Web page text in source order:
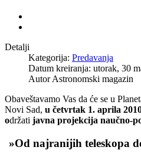
Detalji
Kategorija: Predavanja
Datum kreiranja: utorak, 30
Autor Astronomski magazin
Obaveštavamo Vas da će se u
Novi Sad, u četvrtak 1. aprila
održati javna projekcija naučno-
»Od najranijih teleskopa